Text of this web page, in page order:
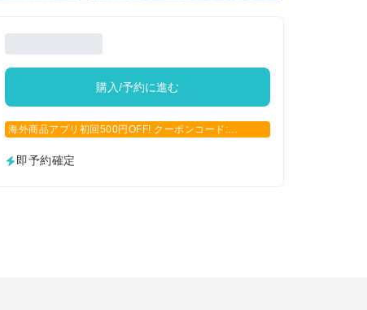
購入/予約に進む
海外商品アプリ初回500円OFF! クーポンコード:
即予約確定